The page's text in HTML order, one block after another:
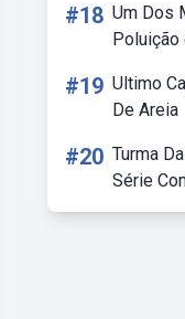
#18 Um Dos
Poluição
#19 Ultimo
De Areia
#20 Turma
Série